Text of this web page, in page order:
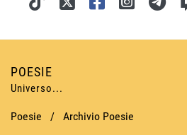
POESIE
Universo...
Poesie / Archivio Poesie